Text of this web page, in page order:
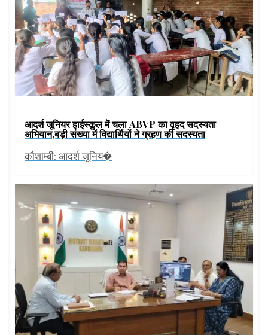
आदर्श जूनियर हाईस्कूल में चला ABVP का वृहद सदस्यता
अभियान,बड़ी संख्या में विद्यार्थियों ने ग्रहण की सदस्यता
कौशाम्बी: आदर्श जूनिय�